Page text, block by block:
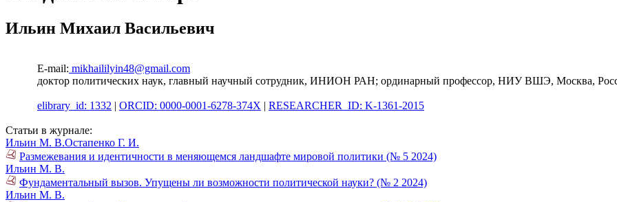
Ильин Михаил Васильевич
E-mail: mikhaililyin48@gmail.com
доктор политических наук, главный научный сотрудник, ИНИОН РАН; ординарный профессор, НИУ ВШЭ, Москва,
elibrary_id: 1332 | ORCID: 0000-0001-6278-374X | RESEARCHER_ID: K-1361-2015
Статьи в журнале:
Ильин М. В.Остапенко Г. И.
Размежевания и идентичности в меняющемся ландшафте мировой политики (№ 5 2024)
Ильин М. В.
Фундаментальный вызов. Упущены ли возможности политической науки? (№ 2 2024)
Ильин М. В.